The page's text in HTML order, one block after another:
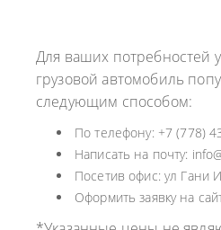
Для ваших потребностей
грузовой автомобиль
следующим способом:
По телефону: +7 (778)
Написать на почту:
Посетив офис: ул Гани
Оформить заявку на